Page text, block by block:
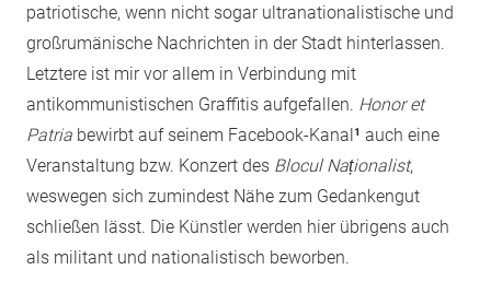
patriotische, wenn nicht sogar ultranationalistische und
großrumänische Nachrichten in der Stadt hinterlassen.
Letztere ist mir vor allem in Verbindung mit
antikommunistischen Graffitis aufgefallen. Honor et
Patria bewirbt auf seinem Facebook-Kanal¹ auch eine
Veranstaltung bzw. Konzert des Blocul Naționalist,
weswegen sich zumindest Nähe zum Gedankengut
schließen lässt. Die Künstler werden hier übrigens auch
als militant und nationalistisch beworben.